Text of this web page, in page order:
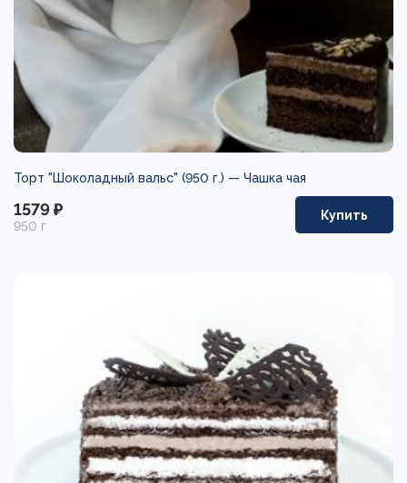
Торт "Шоколадный вальс" (950 г.) — Чашка чая
1579 ₽
950 г
Купить